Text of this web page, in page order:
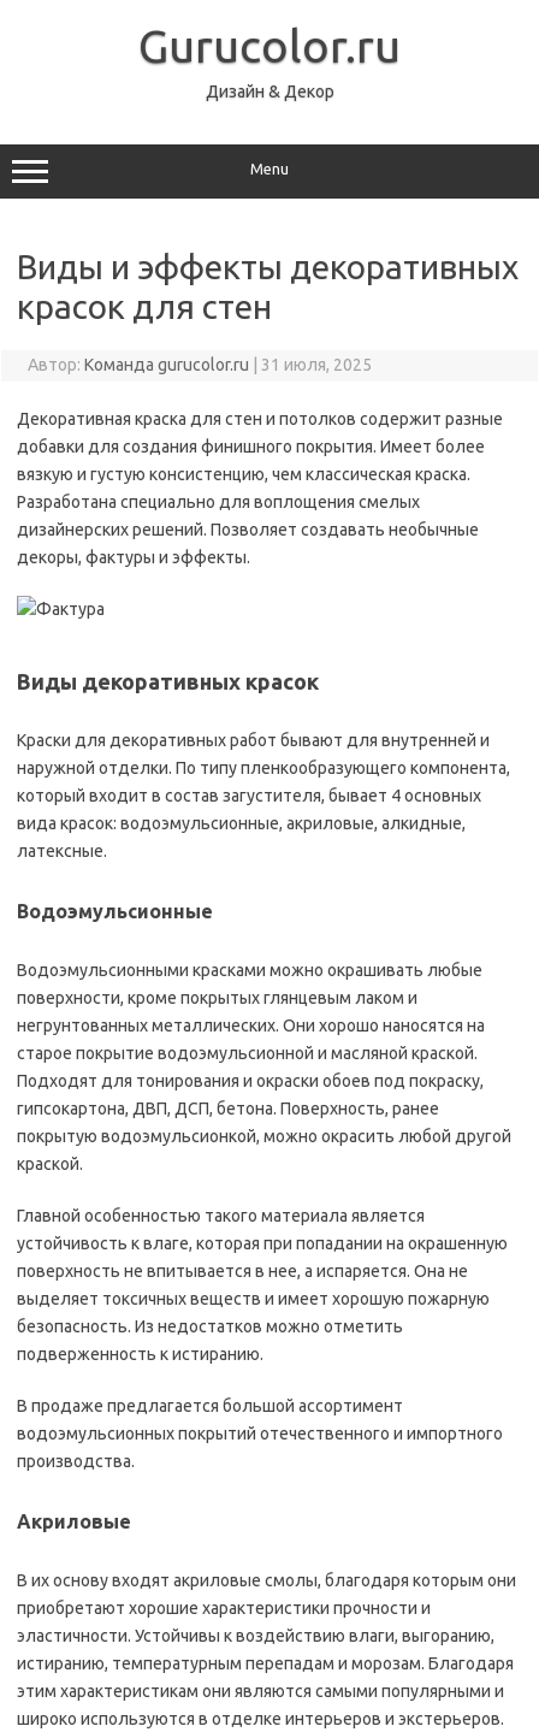
Gurucolor.ru
Дизайн & Декор
Menu
Виды и эффекты декоративных
красок для стен
Автор: Команда gurucolor.ru 31 июля, 2025
Декоративная краска для стен и потолков содержит разные
добавки для создания финишного покрытия. Имеет более
вязкую и густую консистенцию, чем классическая краска.
Разработана специально для воплощения смелых
дизайнерских решений. Позволяет создавать необычные
декоры, фактуры и эффекты.
Виды декоративных красок
Краски для декоративных работ бывают для внутренней и
наружной отделки. По типу пленкообразующего компонента,
который входит в состав загустителя, бывает 4 основных
вида красок: водоэмульсионные, акриловые, алкидные,
латексные.
Водоэмульсионные
Водоэмульсионными красками можно окрашивать любые
поверхности, кроме покрытых глянцевым лаком и
негрунтованных металлических. Они хорошо наносятся на
старое покрытие водоэмульсионной и масляной краской.
Подходят для тонирования и окраски обоев под покраску,
гипсокартона, ДВП, ДСП, бетона. Поверхность, ранее
покрытую водоэмульсионкой, можно окрасить любой другой
краской.
Главной особенностью такого материала является
устойчивость к влаге, которая при попадании на окрашенную
поверхность не впитывается в нее, а испаряется. Она не
выделяет токсичных веществ и имеет хорошую пожарную
безопасность. Из недостатков можно отметить
подверженность к истиранию.
В продаже предлагается большой ассортимент
водоэмульсионных покрытий отечественного и импортного
производства.
Акриловые
В их основу входят акриловые смолы, благодаря которым они
приобретают хорошие характеристики прочности и
эластичности. Устойчивы к воздействию влаги, выгоранию,
истиранию, температурным перепадам и морозам. Благодаря
этим характеристикам они являются самыми популярными и
широко используются в отделке интерьеров и экстерьеров.